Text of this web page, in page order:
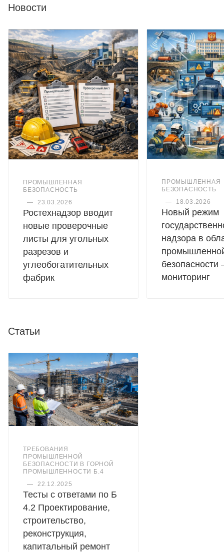
Новости
ПРОМЫШЛЕННАЯ
БЕЗОПАСНОСТЬ
—
23.03.2026
Ростехнадзор вводит
новые проверочные
листы для угольных
разрезов и
углеобогатительных
фабрик
ПРОМЫШЛЕННАЯ
БЕЗОПАСНОСТЬ
—
18.03.2026
Новый режим
надзора в
безопасности
мониторинг
Статьи
ТРЕБОВАНИЯ
ПРОМЫШЛЕННОЙ
БЕЗОПАСНОСТИ В ГОРНОЙ
ПРОМЫШЛЕННОСТИ Б.4
—
22.12.2025
Тесты с ответами по Б
4.2 Проектирование,
строительство,
реконструкция,
капитальный ремонт